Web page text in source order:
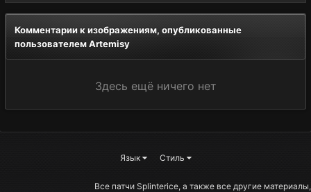
Комментарии к изображениям, опубликованные
пользователем Artemisy
Здесь ещё ничего нет
Язык Стиль
Все патчи Splinterice, а также все другие материалы,